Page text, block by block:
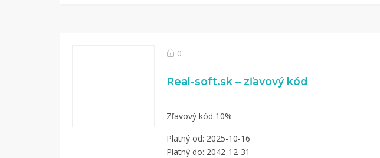
0
Real-soft.sk – zľavový kód
Zľavový kód 10%
Platný od: 2025-10-16
Platný do: 2042-12-31